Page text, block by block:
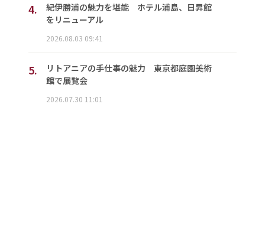
4.
紀伊勝浦の魅力を堪能 ホテル浦島、日昇館
をリニューアル
2026.08.03 09:41
5.
リトアニアの手仕事の魅力 東京都庭園美術
館で展覧会
2026.07.30 11:01